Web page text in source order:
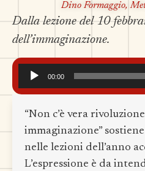
Dino Formaggio,
Dalla lezione del 10
dell’immaginazione.
Audio
Player
00:00
“Non c’è vera
immaginazione”
nelle lezioni dell’anno
L’espressione è da